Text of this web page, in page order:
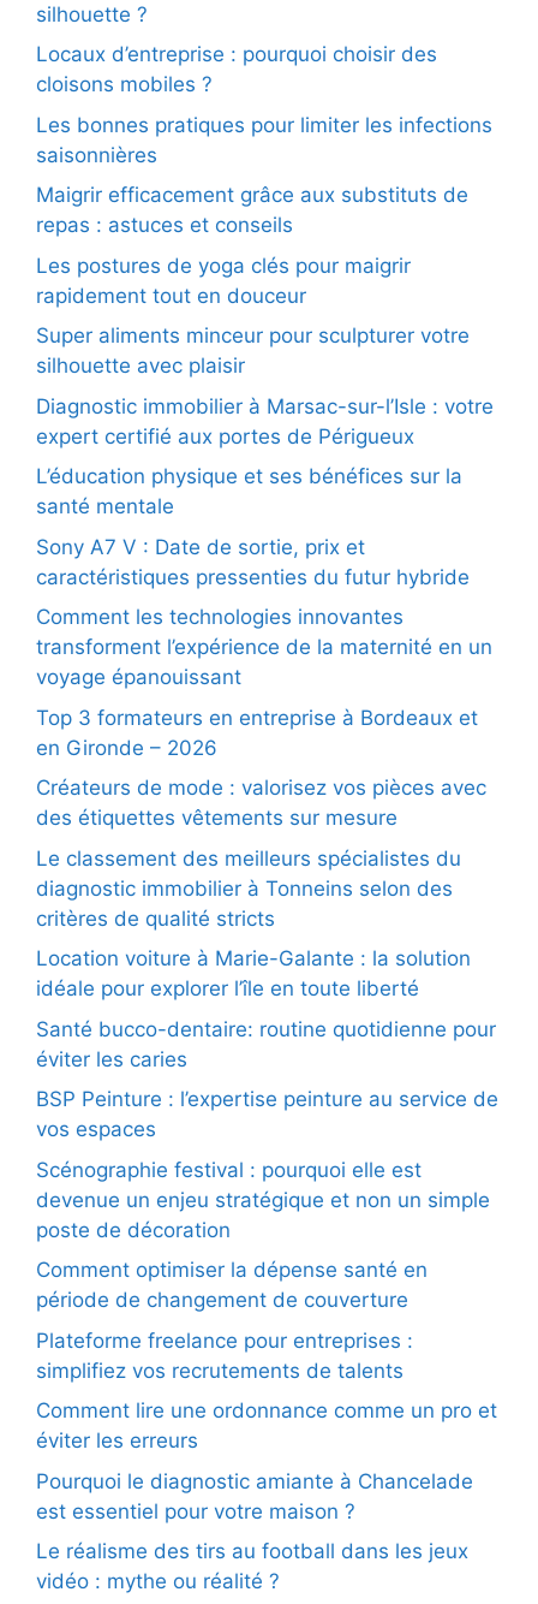
silhouette ?
Locaux d’entreprise : pourquoi choisir des
cloisons mobiles ?
Les bonnes pratiques pour limiter les infections
saisonnières
Maigrir efficacement grâce aux substituts de
repas : astuces et conseils
Les postures de yoga clés pour maigrir
rapidement tout en douceur
Super aliments minceur pour sculpturer votre
silhouette avec plaisir
Diagnostic immobilier à Marsac-sur-l’Isle : votre
expert certifié aux portes de Périgueux
L’éducation physique et ses bénéfices sur la
santé mentale
Sony A7 V : Date de sortie, prix et
caractéristiques pressenties du futur hybride
Comment les technologies innovantes
transforment l’expérience de la maternité en un
voyage épanouissant
Top 3 formateurs en entreprise à Bordeaux et
en Gironde – 2026
Créateurs de mode : valorisez vos pièces avec
des étiquettes vêtements sur mesure
Le classement des meilleurs spécialistes du
diagnostic immobilier à Tonneins selon des
critères de qualité stricts
Location voiture à Marie-Galante : la solution
idéale pour explorer l’île en toute liberté
Santé bucco-dentaire: routine quotidienne pour
éviter les caries
BSP Peinture : l’expertise peinture au service de
vos espaces
Scénographie festival : pourquoi elle est
devenue un enjeu stratégique et non un simple
poste de décoration
Comment optimiser la dépense santé en
période de changement de couverture
Plateforme freelance pour entreprises :
simplifiez vos recrutements de talents
Comment lire une ordonnance comme un pro et
éviter les erreurs
Pourquoi le diagnostic amiante à Chancelade
est essentiel pour votre maison ?
Le réalisme des tirs au football dans les jeux
vidéo : mythe ou réalité ?